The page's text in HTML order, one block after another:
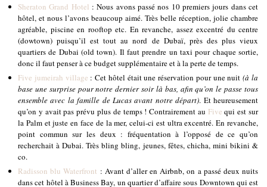
Sheraton Grand Hotel : Nous avons passé nos 10 premiers jours dans cet
hôtel, et nous l’avons beaucoup aimé. Très belle réception, jolie chambre
agréable, piscine en rooftop etc. En revanche, assez excentré du centre
(dowtown) puisqu’il est tout au nord de Dubaï, près des plus vieux
quartiers de Dubai (old town). Il faut prendre un taxi pour chaque sortie,
donc il faut penser à ce budget supplémentaire et à la perte de temps.
Five jumeirah village : Cet hôtel était une réservation pour une nuit(à la
base une surprise pour notre dernier soir là bas, afin qu’on le passe tous
ensemble avec la famille de Lucas avant notre départ). Et heureusement
qu’on y avait pas prévu plus de temps ! Contrairement au Five qui est sur
la Palm et juste en face de la mer, celui-ci est ultra excentré. En revanche,
point commun sur les deux : fréquentation à l’opposé de ce qu’on
recherchait à Dubai. Très bling bling, jeunes, fêtes, chicha, mini bikini &
co.
Radisson blu Waterfront : Avant d’aller en Airbnb, on a passé deux nuits
dans cet hôtel à Business Bay, un quartier d’affaire sous Downtown qui est